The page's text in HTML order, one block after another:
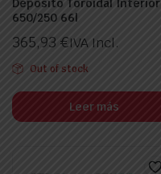
Deposito Toroidal Interior
650/250 66l
365,93 €IVA Incl.
Out of stock
Leer más